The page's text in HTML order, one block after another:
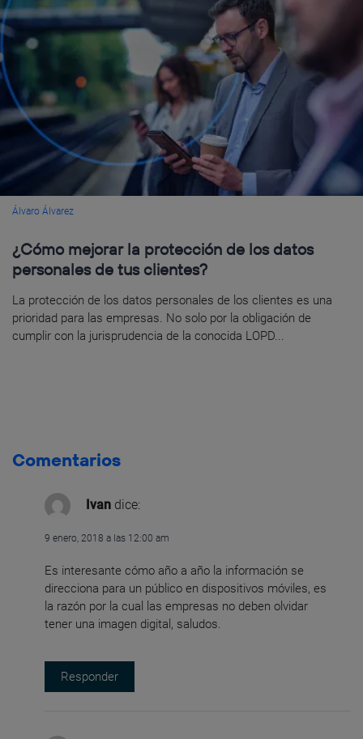
Álvaro Álvarez
¿Cómo mejorar la protección de los datos
personales de tus clientes?
La protección de los datos personales de los clientes es una
prioridad para las empresas. No solo por la obligación de
cumplir con la jurisprudencia de la conocida LOPD...
Comentarios
Ivan dice:
9 enero, 2018 a las 12:00 am
Es interesante cómo año a año la información se
direcciona para un público en dispositivos móviles, es
la razón por la cual las empresas no deben olvidar
tener una imagen digital, saludos.
Responder